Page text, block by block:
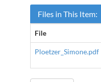
Files in This Item:
File
Ploetzer_Simone.pdf